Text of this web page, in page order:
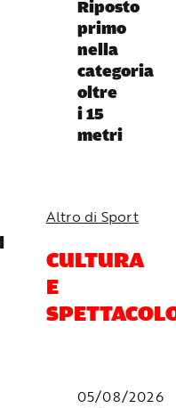
Riposto
primo
nella
categoria
oltre
i 15
metri
Altro di Sport
CULTURA
E
05/08/2026